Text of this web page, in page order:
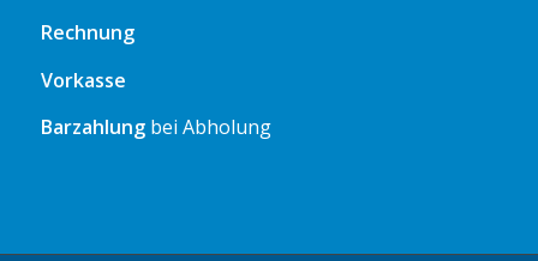
Rechnung
Vorkasse
Barzahlungbei Abholung